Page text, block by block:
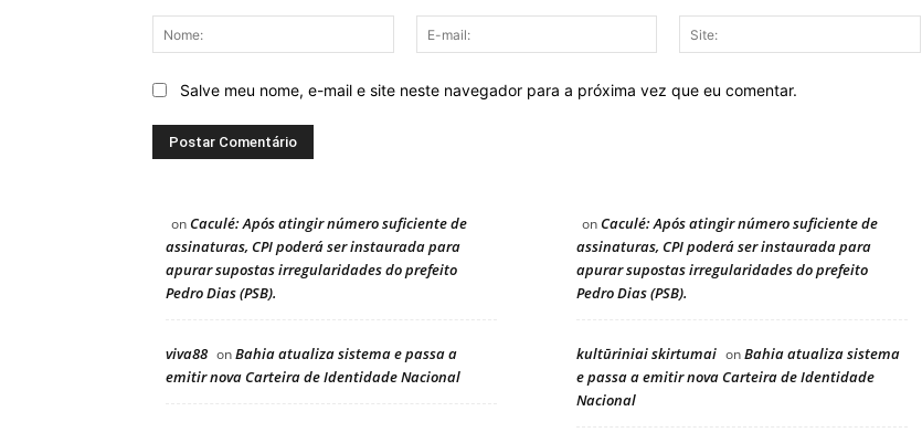
Nome:
mail:
Salve meu nome, e-mail e site neste navegador para a próxima vez que eu comentar.
onCaculé: Após atingir número suficiente de
assinaturas, CPI poderá ser instaurada para
apurar supostas irregularidades do prefeito
Pedro Dias (PSB).
onCaculé: Após atingir número suficiente de
assinaturas, CPI poderá ser instaurada para
apurar supostas irregularidades do prefeito
Pedro Dias (PSB).
viva88 onBahia atualiza sistema e passa a
emitir nova Carteira de Identidade Nacional
kultūriniai skirtumai onBahia atualiza sistema
e passa a emitir nova Carteira de Identidade
Nacional